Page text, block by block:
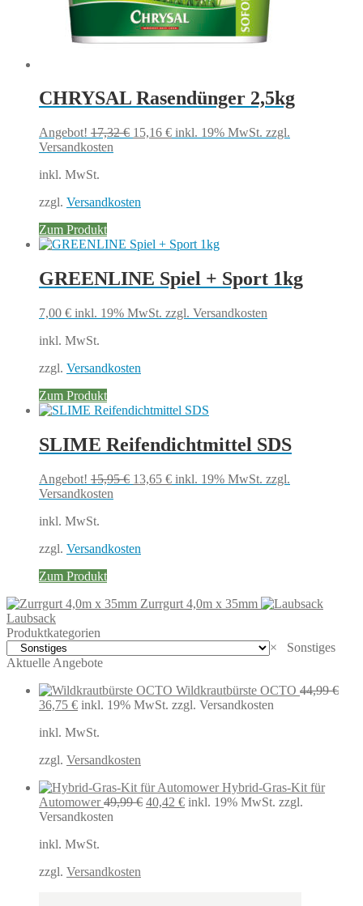
CHRYSAL Rasendünger 2,5kg
Angebot! 17,32€ Ursprünglicher
15,16 €Aktueller
inkl. 19% MwSt. zzgl.
Versandkosten
inkl. MwSt.
zzgl. Versandkosten
Zum Produkt
GREENLINE Spiel + Sport 1kg
7,00 € inkl. 19% MwSt. zzgl. Versandkosten
inkl. MwSt.
zzgl. Versandkosten
Zum Produkt
SLIME Reifendichtmittel SDS
Angebot! 15,95€ Ursprünglicher
13,65 €Aktueller
inkl. 19% MwSt. zzgl.
Versandkosten
inkl. MwSt.
zzgl. Versandkosten
Zum Produkt
Zurrgurt 4,0m x 35mm
Laubsack
Produktkategorien
× Sonstiges
Aktuelle Angebote
Wildkrautbürste OCTO 44,99€
Ursprünglicher
war:
36,75 €Aktueller
ist:
inkl. 19% MwSt. zzgl. Versandkosten
inkl. MwSt.
zzgl. Versandkosten
Hybrid-Gras-Kit für
Automower 49,99€ Ursprünglicher
40,42 €Aktueller
inkl. 19% MwSt. zzgl.
Versandkosten
inkl. MwSt.
zzgl. Versandkosten